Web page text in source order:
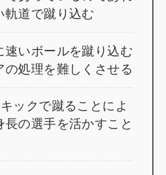
軌道で蹴り込む
速いボールを蹴り込む
の処理を難しくさせる
ックで蹴ることによ
長の選手を活かすこと